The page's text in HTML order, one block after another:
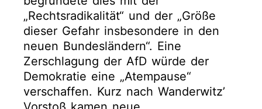
„Rechtsradikalität“ und der „Größe
dieser Gefahr insbesondere in den
neuen Bundesländern“. Eine
Zerschlagung der AfD würde der
Demokratie eine „Atempause“
verschaffen. Kurz nach Wanderwitz’